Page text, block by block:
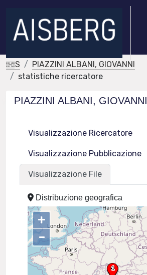
IRIS
PIAZZINI ALBANI, GIOVANNI
statistiche ricercatore
PIAZZINI ALBANI, GIOVANNI
Visualizzazione Ricercatore
Visualizzazione Pubblicazione
Visualizzazione File
Distribuzione geografica
+
–